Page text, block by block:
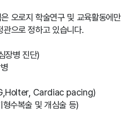
오로지 학술연구 및 교육활동에만
으로 정하고 있습니다.
장병 진단)
Cardiac pacing)
수복술 및 개심술 등)